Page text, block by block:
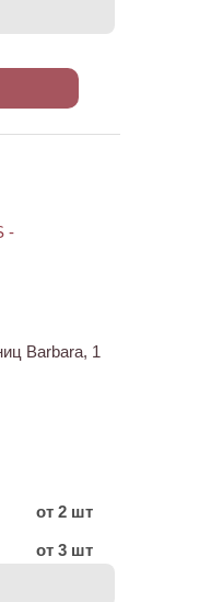
Barbara, 1
от 2 шт
от 3 шт